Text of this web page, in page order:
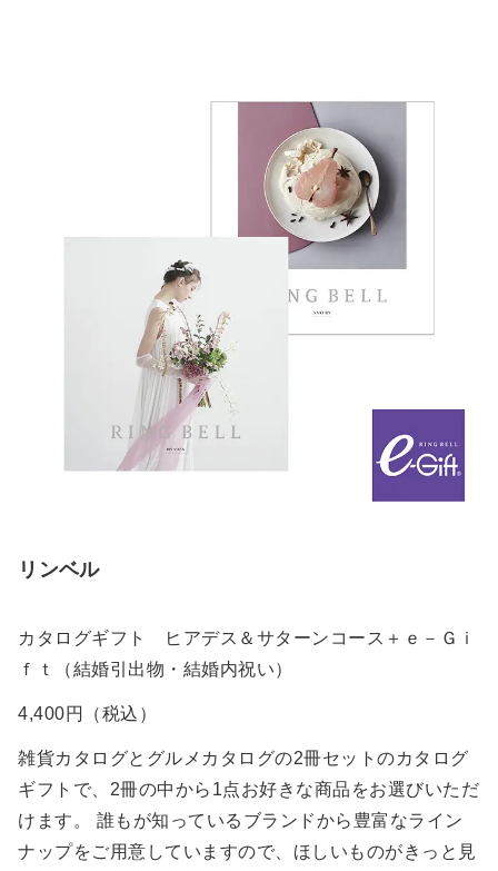
リンベル
カタログギフト ヒアデス＆サターンコース＋ｅ－Ｇｉ
ｆｔ（結婚引出物・結婚内祝い）
4,400円（税込）
雑貨カタログとグルメカタログの2冊セットのカタログ
ギフトで、2冊の中から1点お好きな商品をお選びいただ
けます。 誰もが知っているブランドから豊富なライン
ナップをご用意していますので、ほしいものがきっと見